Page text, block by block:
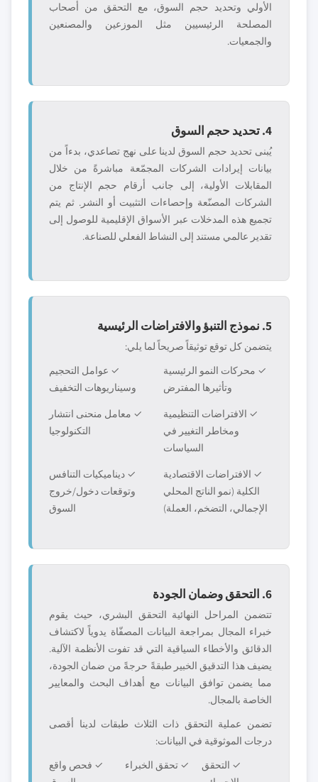
الأولي وتحديد حجم السوق، مع التحقق من أصحاب
المصلحة الرئيسيين مثل الموزعين والمصنعين
والجمعيات.
4. تحديد حجم السوق
يُبنى تحديد حجم السوق لدينا على نهج تصاعدي، بدءاً من
بيانات إيرادات الشركات المجمّعة مباشرةً من خلال
المقابلات الأولية، إلى جانب أرقام حجم الإنتاج من
الشركات المصنّعة وإحصاءات التثبيت أو النشر. ثم يتم
تجميع هذه المدخلات عبر الأسواق الإقليمية للوصول إلى
تقدير عالمي مستند إلى النشاط الفعلي للصناعة.
5. نموذج التنبؤ والافتراضات الرئيسية
يتضمن كل توقع توثيقاً صريحاً لما يلي:
✓ محركات النمو الرئيسية
وتأثيرها المفترض
✓ عوامل التحجيم
وسيناريوهات التخفيف
✓ الافتراضات التنظيمية
ومخاطر التغيير في
السياسات
✓ معامل منحنى انتشار
التكنولوجيا
✓ الافتراضات الاقتصادية
الكلية (نمو الناتج المحلي
الإجمالي، التضخم، العملة)
✓ ديناميكيات التنافس
وتوقعات دخول/خروج
السوق
6. التحقق وضمان الجودة
تتضمن المراحل النهائية التحقق البشري، حيث يقوم
خبراء المجال بمراجعة البيانات المصفّاة يدوياً لاكتشاف
الدقائق والأخطاء السياقية التي قد تفوت الأنظمة الآلية.
يضيف هذا التدقيق الخبير طبقةً حرجةً من ضمان الجودة،
مما يضمن توافق البيانات مع أهداف البحث والمعايير
الخاصة بالمجال.
تضمن عملية التحقق ذات الثلاث طبقات لدينا أقصى
درجات الموثوقية في البيانات:
✓ التحقق
✓ تحقق الخبراء
✓ فحص واقع